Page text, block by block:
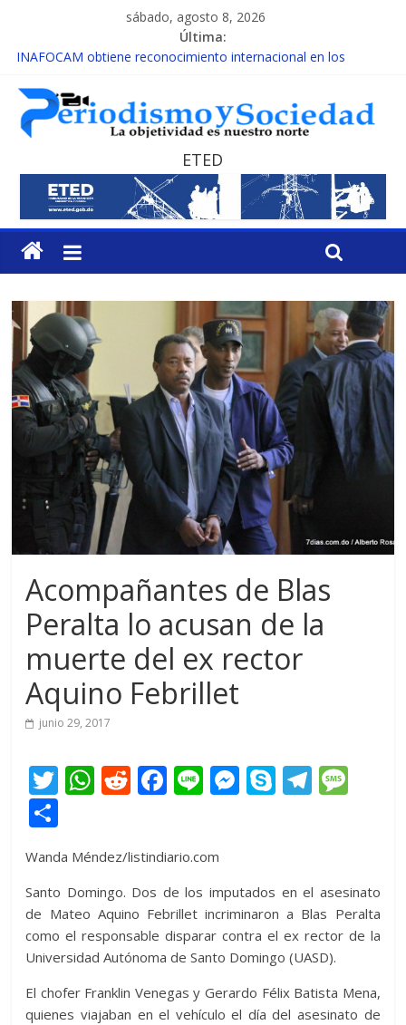
sábado, agosto 8, 2026
Última:
INAFOCAM obtiene reconocimiento internacional en los
15 de febrero de cada año es Día Nacional de la lucha contra el
cáncer infantil
EL ENFOQUE UNILATERAL DE LA COALICIÓN
MESCyT y Universidad Albizu apoyarán rehabilitación de
reclusos
MESCyT presenta calendario de Consulta Nacional por la
Educación
ETED
Acompañantes de Blas
Peralta lo acusan de la
muerte del ex rector
Aquino Febrillet
junio 29, 2017
T
er
W
s
A
p
p
R
di
t
F
b
o
o
k
Li M
n
g
er
S
e
T
a
m
g
e
o
m
p
ar
ti
r
Wanda Méndez/listindiario.com
Santo Domingo. Dos de los imputados en el asesinato
de Mateo Aquino Febrillet incriminaron a Blas Peralta
como el responsable disparar contra el ex rector de la
Universidad Autónoma de Santo Domingo (UASD).
El chofer Franklin Venegas y Gerardo Félix Batista Mena,
quienes viajaban en el vehículo el día del asesinato de